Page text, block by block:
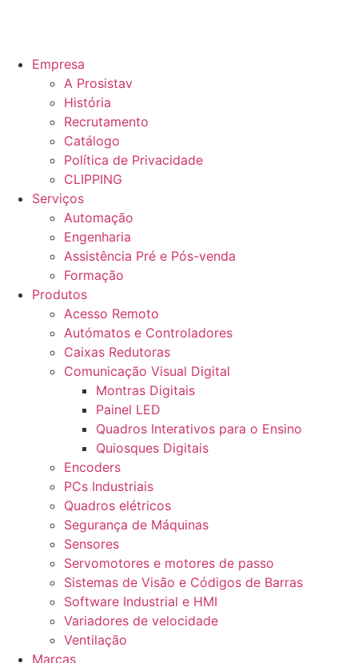
Empresa
A Prosistav
História
Recrutamento
Catálogo
Política de Privacidade
CLIPPING
Serviços
Automação
Engenharia
Assistência Pré e Pós-venda
Formação
Produtos
Acesso Remoto
Autómatos e Controladores
Caixas Redutoras
Comunicação Visual Digital
Montras Digitais
Painel LED
Quadros Interativos para o Ensino
Quiosques Digitais
Encoders
PCs Industriais
Quadros elétricos
Segurança de Máquinas
Sensores
Servomotores e motores de passo
Sistemas de Visão e Códigos de Barras
Software Industrial e HMI
Variadores de velocidade
Ventilação
Marcas